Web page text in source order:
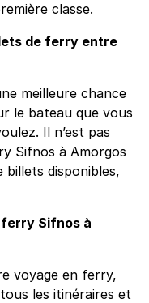
classe.
de ferry entre
meilleure chance
le bateau que vous
Il n’est pas
Sifnos à Amorgos
disponibles,
Sifnos à
voyage en ferry,
les itinéraires et